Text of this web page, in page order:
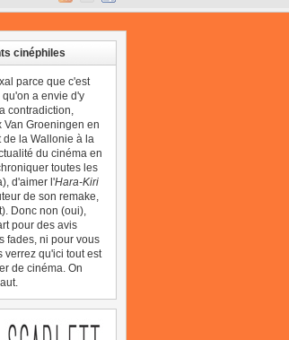
cinéphiles
parce que c'est
a envie d'y
contradiction,
Groeningen en
la Wallonie à la
du cinéma en
toutes les
d'aimer l'Hara-Kiri
de son remake,
Donc non (oui),
pour des avis
fades, ni pour vous
verrez qu'ici tout est
de cinéma. On